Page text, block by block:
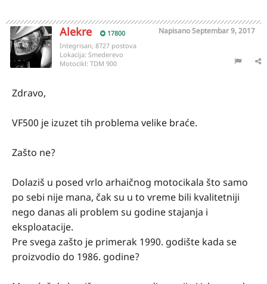
Alekre 17800 NapisanoSeptembar 9, 2017
Integrisan, 8727 postova
Lokacija: Smederevo
Motocikl: TDM 900
Zdravo,
VF500 je izuzet tih problema velike braće.
Zašto ne?
Dolaziš u posed vrlo arhaičnog motocikala što samo
po sebi nije mana, čak su u to vreme bili kvalitetniji
nego danas ali problem su godine stajanja i
eksploatacije.
Pre svega zašto je primerak 1990. godište kada se
proizvodio do 1986. godine?